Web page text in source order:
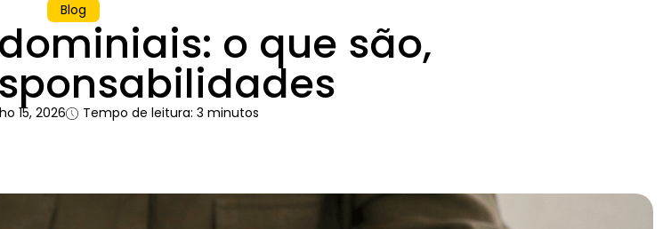
Blog
o que são,
15, 2026 Tempo de leitura: 3 minutos